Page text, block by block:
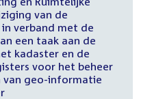
van de
verband met de
een taak aan de
kadaster en de
voor het beheer
van geo-informatie